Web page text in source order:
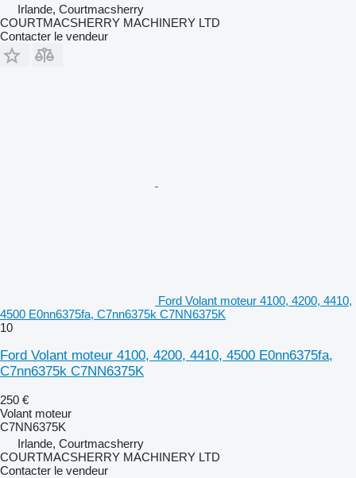
Irlande, Courtmacsherry
COURTMACSHERRY MACHINERY LTD
Contacter le vendeur
Ford Volant moteur 4100, 4200, 4410,
4500 E0nn6375fa, C7nn6375k C7NN6375K
10
Ford Volant moteur 4100, 4200, 4410, 4500 E0nn6375fa,
C7nn6375k C7NN6375K
250 €
Volant moteur
C7NN6375K
Irlande, Courtmacsherry
COURTMACSHERRY MACHINERY LTD
Contacter le vendeur